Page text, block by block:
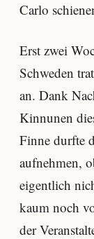
Carlo
Erst zwei
Schweden
an. Dank
Kinnunen
Finne durfte
aufnehmen,
eigentlich
kaum noch
der